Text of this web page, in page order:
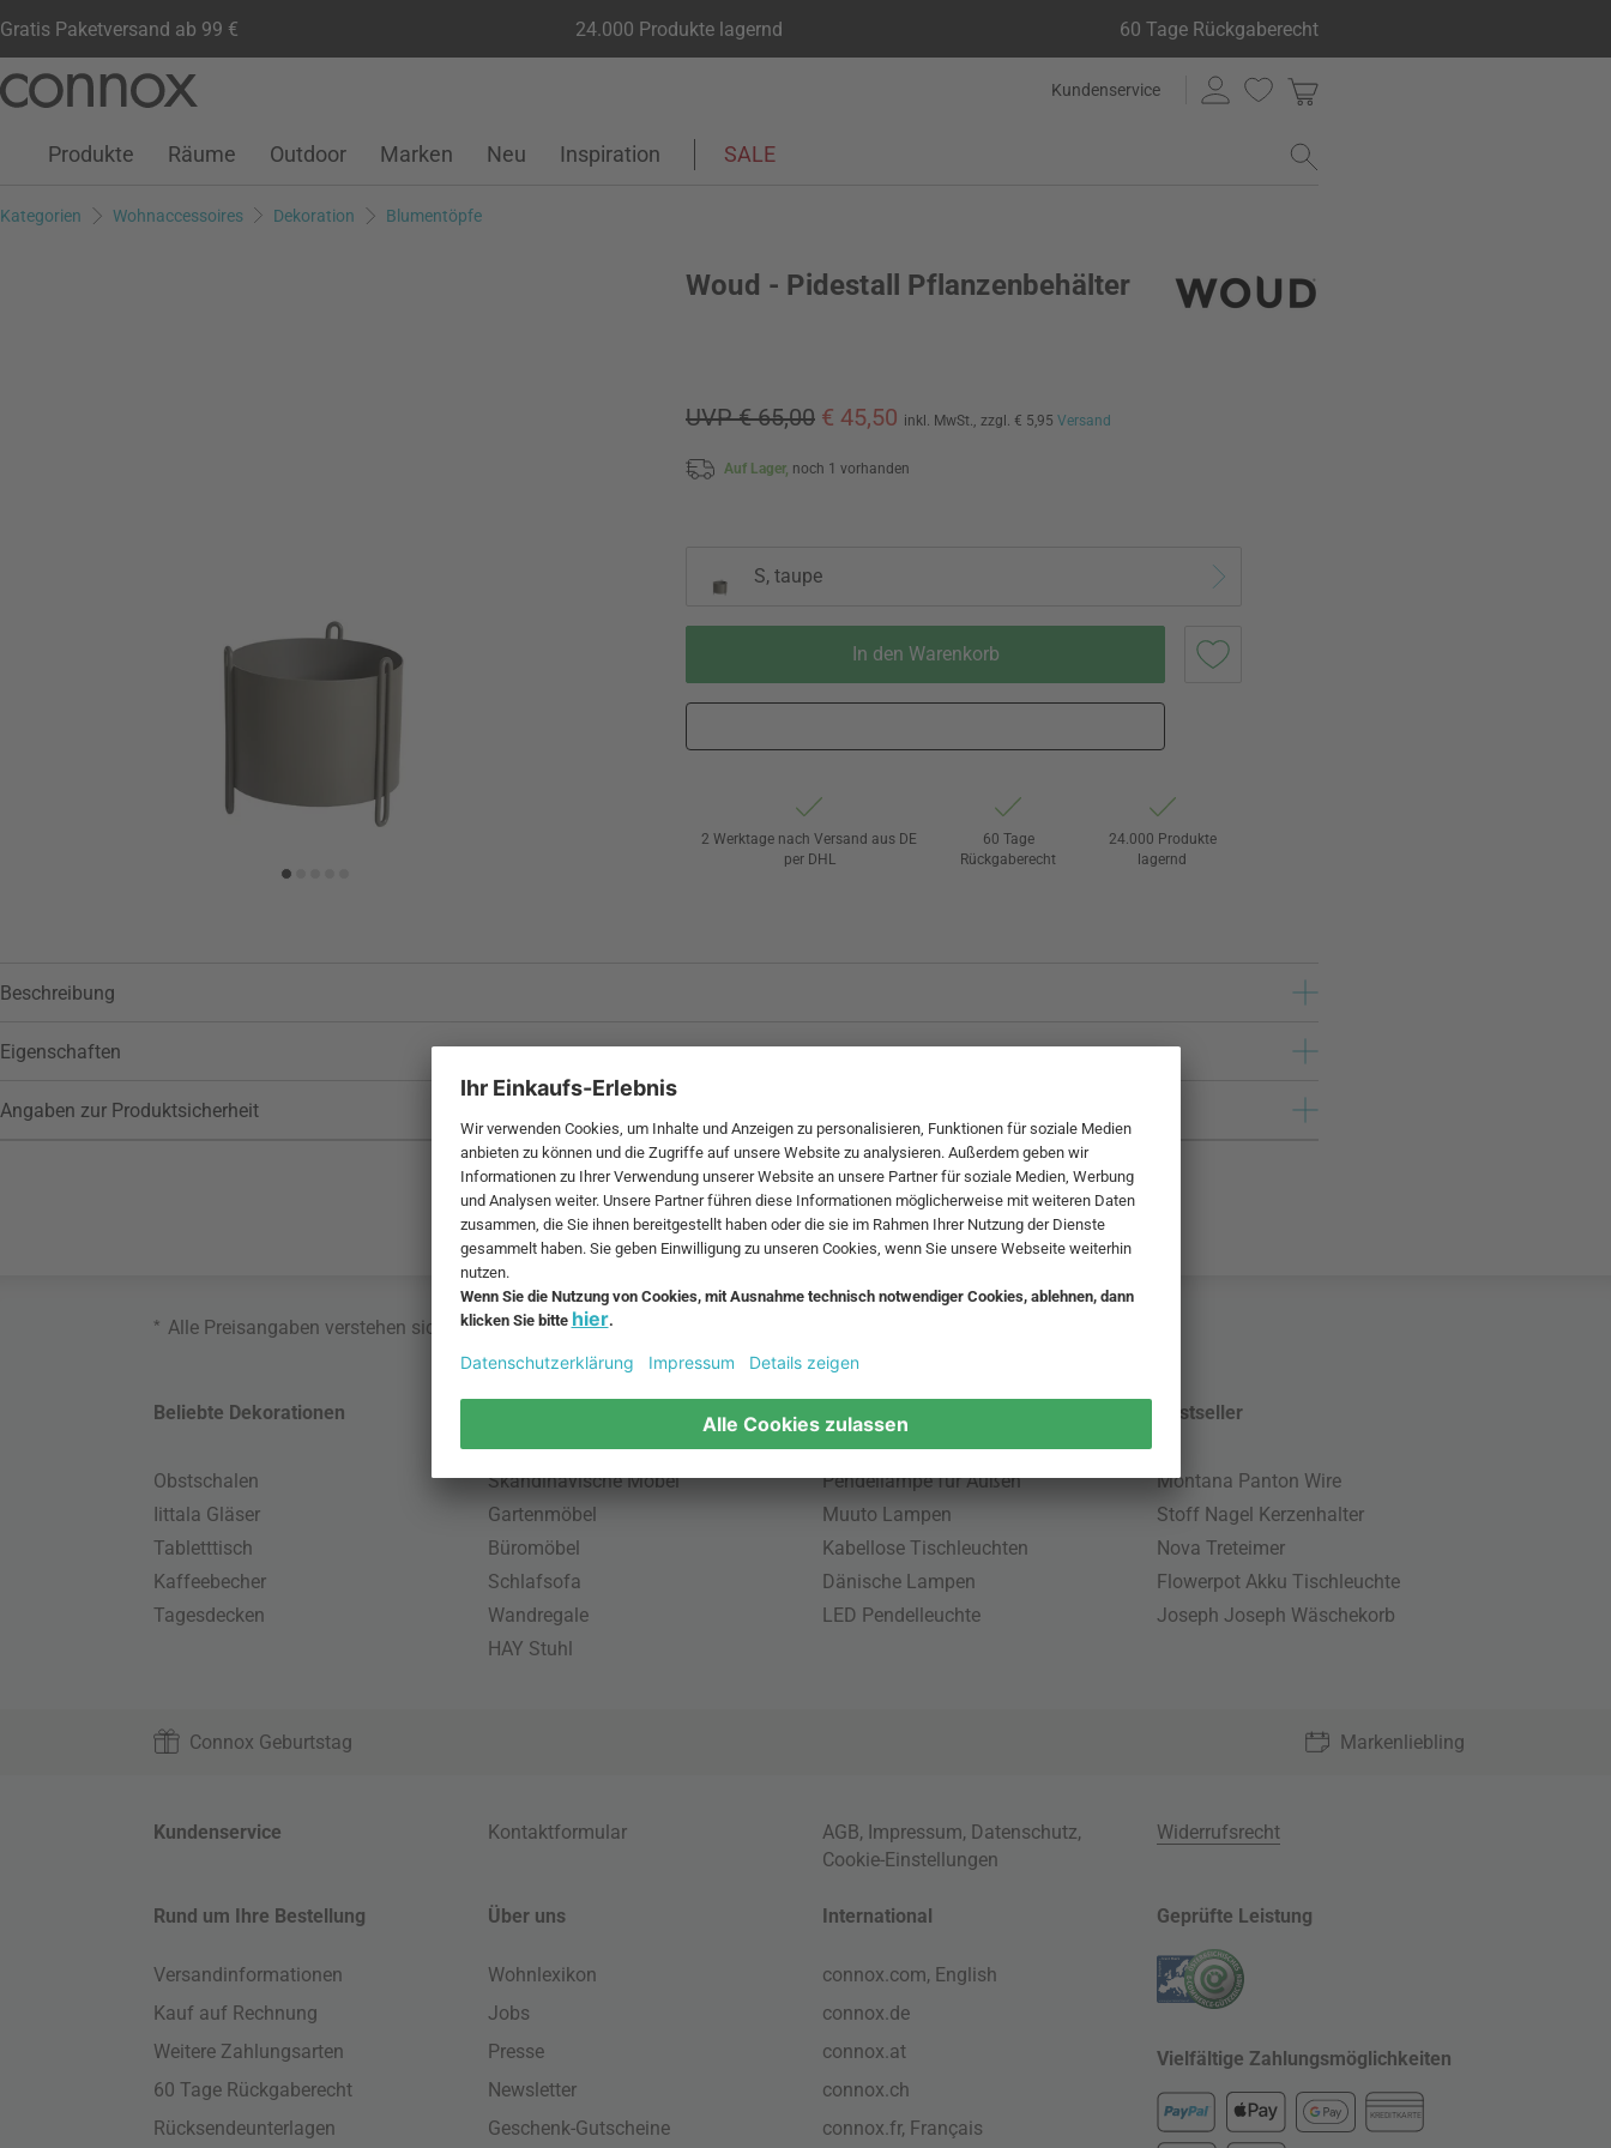
Gratis Paketversand ab 99 € 24.000 Produkte lagernd 60 Tage Rückgaberecht
Seiteninhalt
Suchfeld
Kundenservice
Kundenkonto
Wunschliste
Warenkorb
Produkte Räume Outdoor Marken Neu Inspiration SALE
Kategorien Wohnaccessoires Dekoration Blumentöpfe
Woud - Pidestall Pflanzenbehälter
UVP € 65,00 € 45,50 inkl. MwSt., zzgl. € 5,95 Versand
Auf Lager, noch 1 vorhanden
S, taupe
In den Warenkorb
Wunschliste hinzufügen
2 Werktage nach Versand aus DE
per DHL
60 Tage
Rückgaberecht
24.000 Produkte
lagernd
Beschreibung
Eigenschaften
Angaben zur Produktsicherheit
* Alle Preisangaben verstehen sich inklusive MwSt. und zzgl.
Beliebte Dekorationen
Obstschalen
Iittala Gläser
Tabletttisch
Kaffeebecher
Tagesdecken
Skandinavische Möbel
Gartenmöbel
Büromöbel
Schlafsofa
Wandregale
HAY Stuhl
Beliebte Leuchten
Pendellampe für Außen
Muuto Lampen
Kabellose Tischleuchten
Dänische Lampen
LED Pendelleuchte
Bestseller
Montana Panton Wire
Stoff Nagel Kerzenhalter
Nova Treteimer
Flowerpot Akku Tischleuchte
Joseph Joseph Wäschekorb
Connox Geburtstag Markenliebling
Kundenservice Kontaktformular AGB, Impressum, Datenschutz,
Cookie-Einstellungen
Widerrufsrecht
Rund um Ihre Bestellung
Versandinformationen
Kauf auf Rechnung
Weitere Zahlungsarten
60 Tage Rückgaberecht
Rücksendeunterlagen
Über uns
Wohnlexikon
Jobs
Presse
Newsletter
Geschenk-Gutscheine
International
connox.com, English
connox.de
connox.at
connox.ch
connox.fr, Français
Geprüfte Leistung
Vielfältige Zahlungsmöglichkeiten
KREDITKARTE